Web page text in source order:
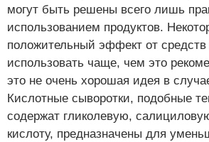
могут быть решены всего лишь
использованием продуктов.
положительный эффект от
использовать чаще, чем это
это не очень хорошая идея в
Кислотные сыворотки, подобные
содержат гликолевую,
кислоту, предназначены для